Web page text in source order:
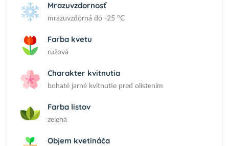
Mrazuvzdornosť
mrazuvzdorná do -25 °C
Farba kvetu
ružová
Charakter kvitnutia
bohaté jarné kvitnutie pred olistením
Farba listov
zelená
Objem kvetináča